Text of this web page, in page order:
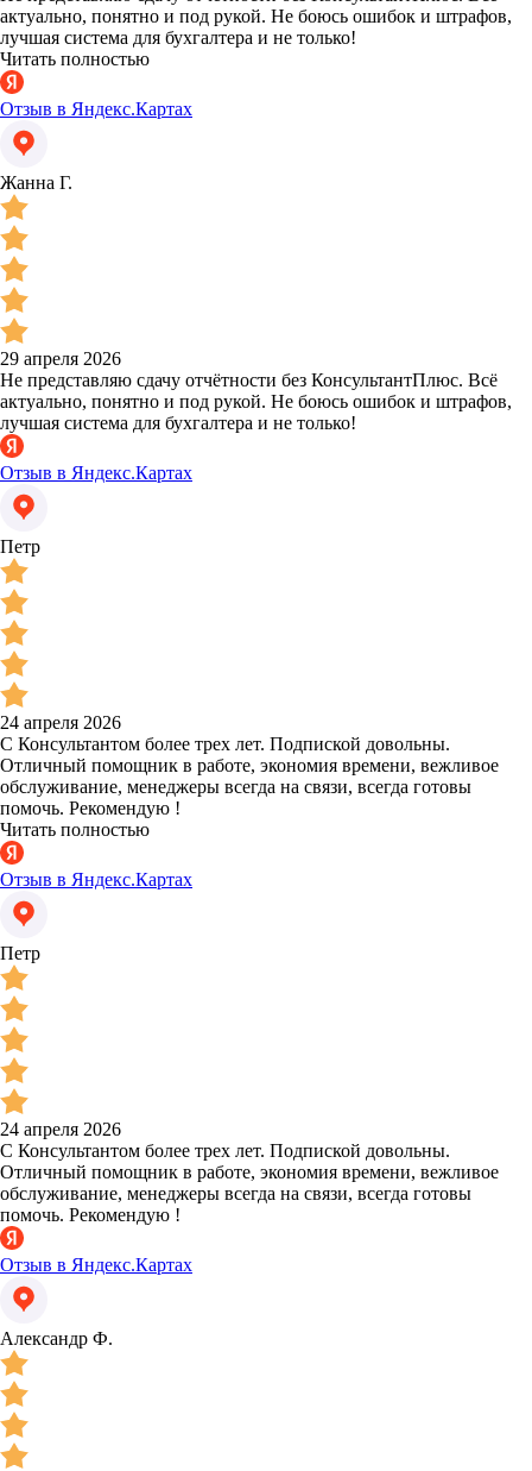
актуально, понятно и под рукой. Не боюсь ошибок и штрафов,
лучшая система для бухгалтера и не только!
Читать полностью
Отзыв в Яндекс.Картах
Жанна Г.
29 апреля 2026
Не представляю сдачу отчётности без КонсультантПлюс. Всё
актуально, понятно и под рукой. Не боюсь ошибок и штрафов,
лучшая система для бухгалтера и не только!
Отзыв в Яндекс.Картах
Петр
24 апреля 2026
С Консультантом более трех лет. Подпиской довольны.
Отличный помощник в работе, экономия времени, вежливое
обслуживание, менеджеры всегда на связи, всегда готовы
помочь. Рекомендую !
Читать полностью
Отзыв в Яндекс.Картах
Петр
24 апреля 2026
С Консультантом более трех лет. Подпиской довольны.
Отличный помощник в работе, экономия времени, вежливое
обслуживание, менеджеры всегда на связи, всегда готовы
помочь. Рекомендую !
Отзыв в Яндекс.Картах
Александр Ф.